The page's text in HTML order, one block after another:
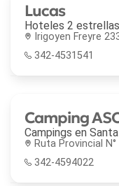
Lucas
Hoteles 2
Irigoyen Freyre
342-4531541
Camping
Campings en
Ruta Provincial
342-4594022